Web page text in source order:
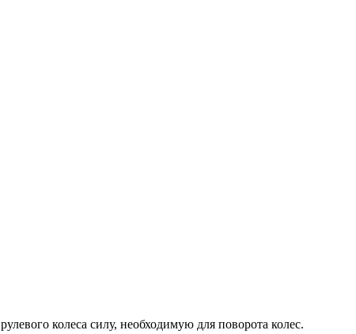
колеса силу, необходимую для поворота колес.